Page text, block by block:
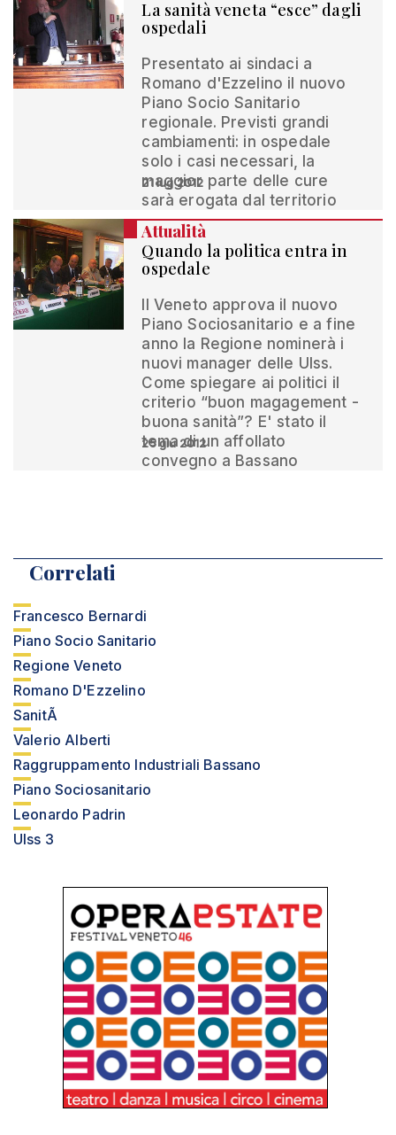
La sanità veneta “esce” dagli
ospedali
Presentato ai sindaci a
Romano d'Ezzelino il nuovo
Piano Socio Sanitario
regionale. Previsti grandi
cambiamenti: in ospedale
solo i casi necessari, la
maggior parte delle cure
sarà erogata dal territorio
21 lug 2012
Attualità
Quando la politica entra in
ospedale
Il Veneto approva il nuovo
Piano Sociosanitario e a fine
anno la Regione nominerà i
nuovi manager delle Ulss.
Come spiegare ai politici il
criterio “buon magagement -
buona sanità”? E' stato il
tema di un affollato
convegno a Bassano
25 giu 2012
Correlati
Francesco Bernardi
Piano Socio Sanitario
Regione Veneto
Romano D'Ezzelino
SanitÃ
Valerio Alberti
Raggruppamento Industriali Bassano
Piano Sociosanitario
Leonardo Padrin
Ulss 3